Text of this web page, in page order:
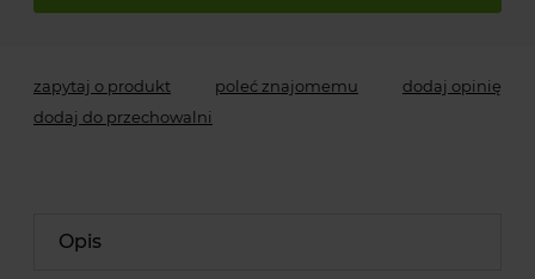
zapytaj o produkt poleć znajomemu
dodaj opinię
dodaj do przechowalni
Opis